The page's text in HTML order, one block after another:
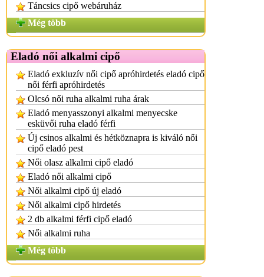
Táncsics cipő webáruház
Még több
Eladó női alkalmi cipő
Eladó exkluzív női cipő apróhirdetés eladó cipő
női férfi apróhirdetés
Olcsó női ruha alkalmi ruha árak
Eladó menyasszonyi alkalmi menyecske
esküvői ruha eladó férfi
Új csinos alkalmi és hétköznapra is kiváló női
cipő eladó pest
Női olasz alkalmi cipő eladó
Eladó női alkalmi cipő
Női alkalmi cipő új eladó
Női alkalmi cipő hirdetés
2 db alkalmi férfi cipő eladó
Női alkalmi ruha
Még több